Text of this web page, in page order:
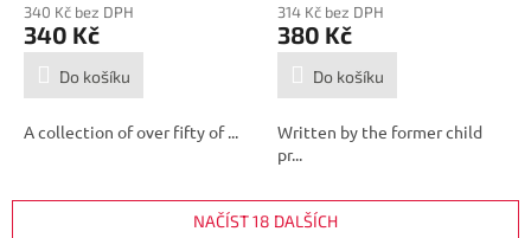
340 Kč bez DPH
340 Kč
Do košíku
A collection of over fifty of ...
314 Kč bez DPH
380 Kč
Do košíku
Written by the former child
pr...
NAČÍST 18 DALŠÍCH